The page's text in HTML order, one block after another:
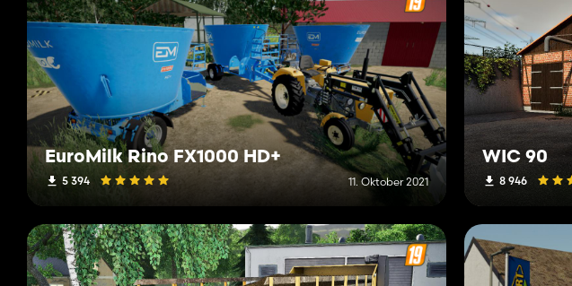
EuroMilk Rino FX1000 HD+
5 394 11. Oktober 2021
WIC 90
8 946